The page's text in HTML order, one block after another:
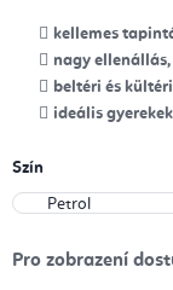
kellemes
nagy
beltéri és
ideális
Szín